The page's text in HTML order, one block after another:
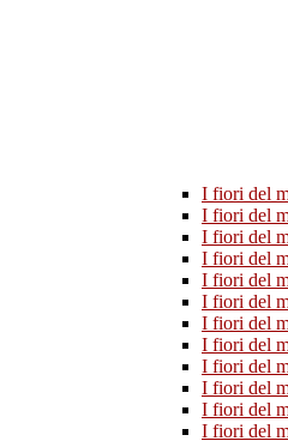
I fiori del
I fiori del
I fiori del
I fiori del
I fiori del
I fiori del
I fiori del
I fiori del
I fiori del
I fiori del
I fiori del
I fiori del